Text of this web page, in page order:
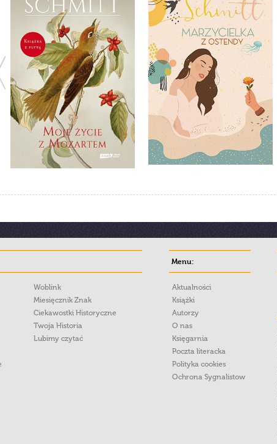
Woblink
Miesięcznik Znak
Ciekawostki Historyczne
Twoja Historia
Lubimy czytać
Menu:
Aktualności
Książki
Autorzy
O nas
Księgarnia
Poczta literacka
Polityka cookies
Ochrona Sygnalistow